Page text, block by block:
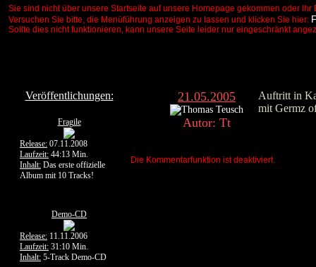
Sie sind nicht über unsere Startseite auf unsere Homepage gekommen oder
Versuchen Sie bitte, die Menüführung anzeigen zu lassen und klicken Sie hier:
Sollte dies nicht funktionieren, kann unsere Seite leider nur eingeschränkt
Veröffentlichungen:
Fragile
Release: 07.11.2008
Laufzeit: 44:13 Min.
Inhalt: Das erste offizielle
Album mit 10 Tracks!
Demo-CD
Release: 11.11.2006
Laufzeit: 31:10 Min.
Inhalt: 5-Track Demo-CD
21.05.2005
Autor: Tt
Auftritt in
mit Germz
Die Kommentarfunktion ist deaktiviert.